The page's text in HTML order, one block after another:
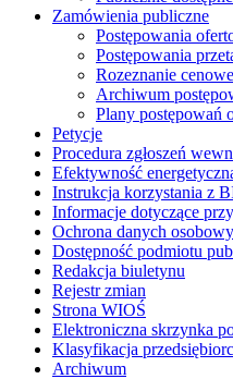
Zamówienia publiczne
Postępowania
Postępowania
Rozeznanie cenowe
Archiwum
Plany postępowań
Petycje
Procedura zgłoszeń
Efektywność
Instrukcja korzystania z
Informacje dotyczące
Ochrona danych
Dostępność podmiotu
Redakcja biuletynu
Rejestr zmian
Strona WIOŚ
Elektroniczna skrzynka
Klasyfikacja
Archiwum